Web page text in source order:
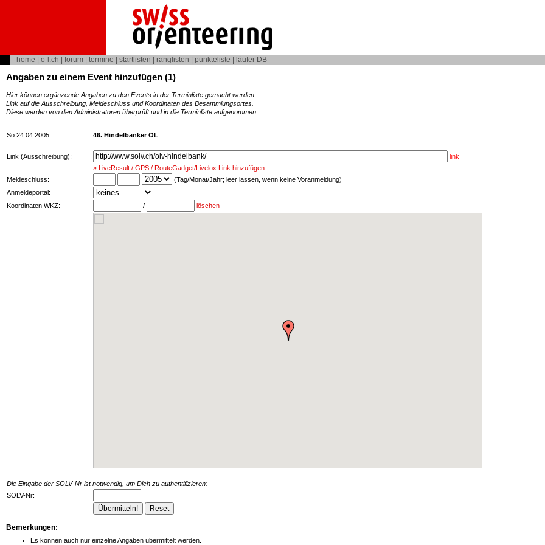
home o-l.ch forum termine startlisten ranglisten punkteliste läufer DB
Angaben zu einem Event hinzufügen (1)
Hier können ergänzende Angaben zu den Events in der Terminliste gemacht werden:
Link auf die Ausschreibung, Meldeschluss und Koordinaten des Besammlungsortes.
Diese werden von den Administratoren überprüft und in die Terminliste aufgenommen.
So 24.04.2005 46. Hindelbanker OL
Link (Ausschreibung):
link
» LiveResult / GPS / RouteGadget/Livelox Link hinzufügen
Meldeschluss:
(Tag/Monat/Jahr; leer lassen, wenn keine Voranmeldung)
Anmeldeportal:
Koordinaten WKZ:
/ löschen
Die Eingabe der SOLV-Nr ist notwendig, um Dich zu authentifizieren:
SOLV-Nr:
Bemerkungen:
Es können auch nur einzelne Angaben übermittelt werden.